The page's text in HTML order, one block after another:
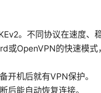
。不同协议在速度、
或OpenVPN的快速模式
开机后就有VPN保护。
后能自动恢复连接。